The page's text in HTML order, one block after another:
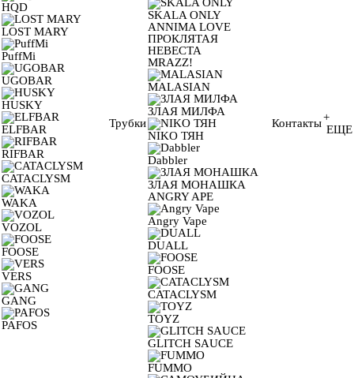
HQD
LOST MARY
PuffMi
UGOBAR
HUSKY
ELFBAR
RIFBAR
CATACLYSM
WAKA
VOZOL
FOOSE
VERS
GANG
PAFOS
Трубки
SKALA ONLY
ANNIMA LOVE
ПРОКЛЯТАЯ
НЕВЕСТА
MRAZZ!
MALASIAN
ЗЛАЯ МИЛФА
NIKO ТЯН
Dabbler
ЗЛАЯ МОНАШКА
ANGRY APE
Angry Vape
DUALL
FOOSE
CATACLYSM
TOYZ
GLITCH SAUCE
FUMMO
Контакты+
ЕЩЕ